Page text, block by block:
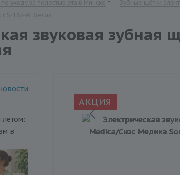
звуковая зубная
АКЦИЯ
летом:
в